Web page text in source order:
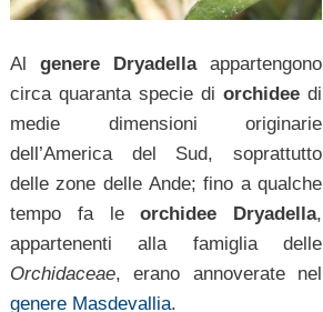
Algenere Dryadellaappartengono
circa quaranta specie diorchidee di
medie dimensioni originarie
dell’America del Sud, soprattutto
delle zone delle Ande; fino a qualche
tempo fa leorchidee Dryadella,
appartenenti alla famiglia delle
Orchidaceae, erano annoverate nel
genere Masdevallia.